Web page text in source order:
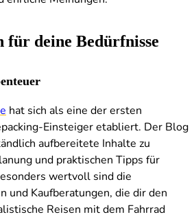
für deine Bedürfnisse
hat sich als eine der ersten
Einsteiger etabliert. Der Blog
aufbereitete Inhalte zu
und praktischen Tipps für
wertvoll sind die
und Kaufberatungen, die dir den
Reisen mit dem Fahrrad